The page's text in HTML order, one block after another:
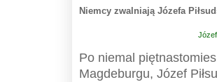
Niemcy zwalniają Józefa
Po niemal
Magdeburgu, Józef